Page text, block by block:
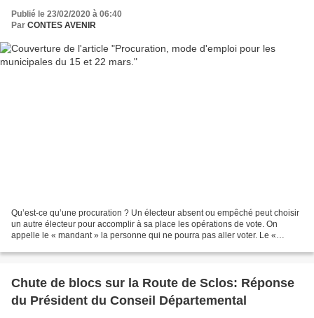
Publié le 23/02/2020 à 06:40
Par CONTES AVENIR
Qu’est-ce qu’une procuration ? Un électeur absent ou empêché peut choisir
un autre électeur pour accomplir à sa place les opérations de vote. On
appelle le « mandant » la personne qui ne pourra pas aller voter. Le «
Chute de blocs sur la Route de Sclos: Réponse
du Président du Conseil Départemental